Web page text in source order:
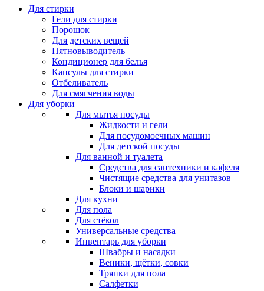
Для стирки
Гели для стирки
Порошок
Для детских вещей
Пятновыводитель
Кондиционер для белья
Капсулы для стирки
Отбеливатель
Для смягчения воды
Для уборки
Для мытья посуды
Жидкости и гели
Для посудомоечных машин
Для детской посуды
Для ванной и туалета
Средства для сантехники и кафеля
Чистящие средства для унитазов
Блоки и шарики
Для кухни
Для пола
Для стёкол
Универсальные средства
Инвентарь для уборки
Швабры и насадки
Веники, щётки, совки
Тряпки для пола
Салфетки